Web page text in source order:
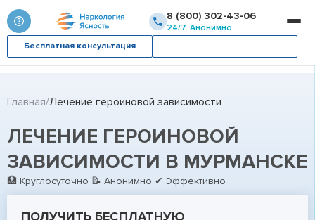
8 (800) 302-43-06
24/7. Анонимно.
Бесплатная консультация
Главная Лечение героиновой зависимости
ЛЕЧЕНИЕ ГЕРОИНОВОЙ
ЗАВИСИМОСТИ В МУРМАНСКЕ
🏥 Круглосуточно 📝 Анонимно ✔ Эффективно
ПОЛУЧИТЬ БЕСПЛАТНУЮ